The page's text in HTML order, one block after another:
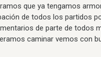
que ya tengamos
de todos los partidos
de parte de todos
caminar vemos con